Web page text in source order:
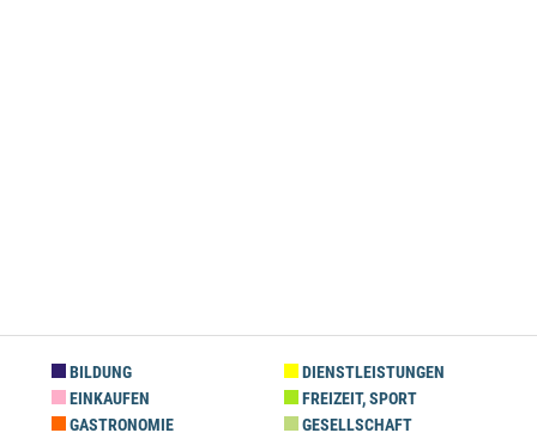
BILDUNG
DIENSTLEISTUNGEN
EINKAUFEN
FREIZEIT, SPORT
GASTRONOMIE
GESELLSCHAFT